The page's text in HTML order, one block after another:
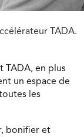
TADA.
TADA, en plus
un espace de
les
bonifier et